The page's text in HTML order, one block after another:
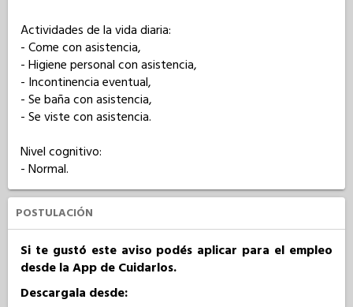
Actividades de la vida diaria:
- Come con asistencia,
- Higiene personal con asistencia,
- Incontinencia eventual,
- Se baña con asistencia,
- Se viste con asistencia.
Nivel cognitivo:
- Normal.
POSTULACIÓN
Si te gustó este aviso podés aplicar para el empleo
desde la App de Cuidarlos.
Descargala desde: